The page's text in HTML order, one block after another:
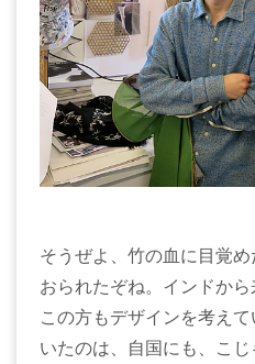
そうぜよ、竹の血に目覚
おられたぞね。インドから
この方もデザインを考え
いたのは、自国にも、こ